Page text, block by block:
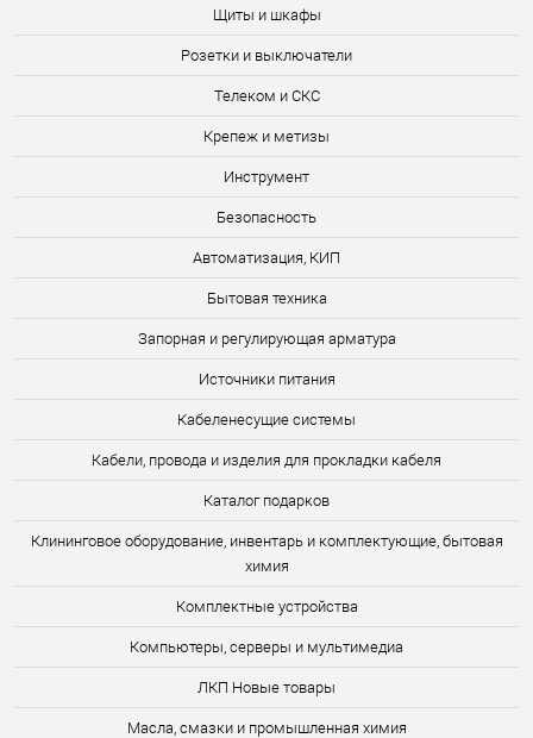
Щиты и шкафы
Розетки и выключатели
Телеком и СКС
Крепеж и метизы
Инструмент
Безопасность
Автоматизация, КИП
Бытовая техника
Запорная и регулирующая арматура
Источники питания
Кабеленесущие системы
Кабели, провода и изделия для прокладки кабеля
Каталог подарков
Клининговое оборудование, инвентарь и комплектующие, бытовая
химия
Комплектные устройства
Компьютеры, серверы и мультимедиа
ЛКП Новые товары
Масла, смазки и промышленная химия